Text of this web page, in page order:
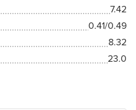
7.42
0.41/0.49
8.32
23.0